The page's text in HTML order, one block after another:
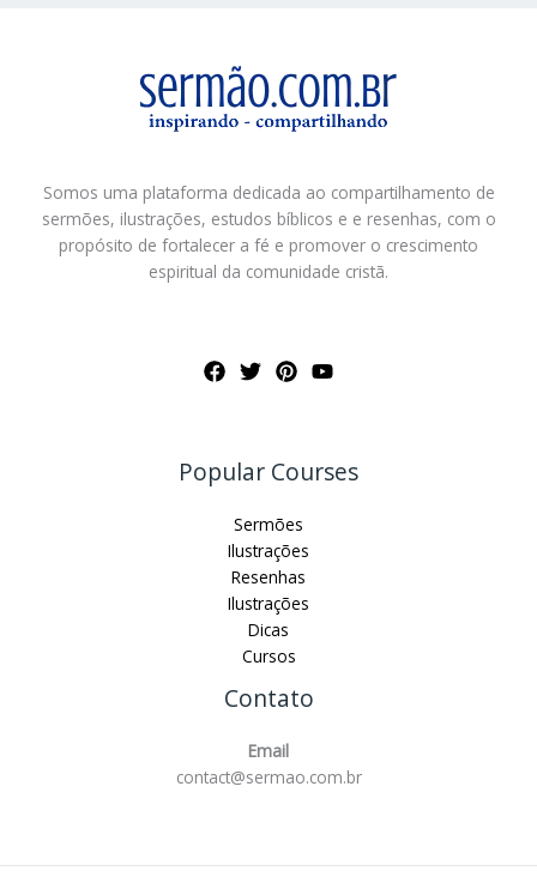
Somos uma plataforma dedicada ao compartilhamento de
sermões, ilustrações, estudos bíblicos e e resenhas, com o
propósito de fortalecer a fé e promover o crescimento
espiritual da comunidade cristã.
Popular Courses
Sermões
Ilustrações
Resenhas
Ilustrações
Dicas
Cursos
Contato
Email
contact@sermao.com.br